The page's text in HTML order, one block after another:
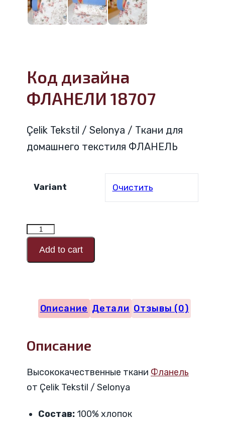
Код дизайна
ФЛАНЕЛИ 18707
Çelik Tekstil / Selonya / Ткани для
домашнего текстиля ФЛАНЕЛЬ
Variant Очистить
Количество
товара
Код
18707
Add to cart
Описание Детали Отзывы (0)
Описание
Высококачественные ткани Фланель
от Çelik Tekstil / Selonya
Состав:100% хлопок